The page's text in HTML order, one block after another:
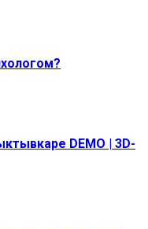
DEMO | 3D-